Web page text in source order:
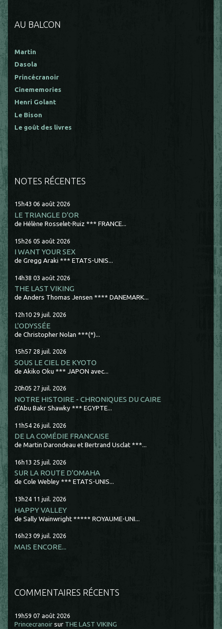
AU BALCON
Martin
Dasola
Princécranoir
Cinememories
Henri Golant
Le Bison
Le goût des livres
NOTES RÉCENTES
15h43 06 août 2026
LE TRIANGLE D'OR
de Hélène Rosselet-Ruiz *** FRANCE...
15h26 05 août 2026
I WANT YOUR SEX
de Gregg Araki *** ETATS-UNIS...
14h38 03 août 2026
THE LAST VIKING
de Anders Thomas Jensen **** DANEMARK...
12h10 29 juil. 2026
L'ODYSSÉE
de Christopher Nolan ***(*)...
15h57 28 juil. 2026
SOUS LE CIEL DE KYOTO
de Akiko Oku *** JAPON avec...
20h05 27 juil. 2026
NOTRE HISTOIRE - CHRONIQUES DU CAIRE
d'Abu Bakr Shawky *** EGYPTE...
11h54 26 juil. 2026
DE LA COMÉDIE FRANCAISE
de Martin Darondeau et Bertrand Usclat ***...
16h13 25 juil. 2026
SUR LA ROUTE D'OMAHA
de Cole Webley *** ETATS-UNIS...
13h24 11 juil. 2026
HAPPY VALLEY
de Sally Wainwright ***** ROYAUME-UNI...
16h23 09 juil. 2026
MAIS ENCORE...
COMMENTAIRES RÉCENTS
19h59 07 août 2026
Princecranoir sur THE LAST VIKING